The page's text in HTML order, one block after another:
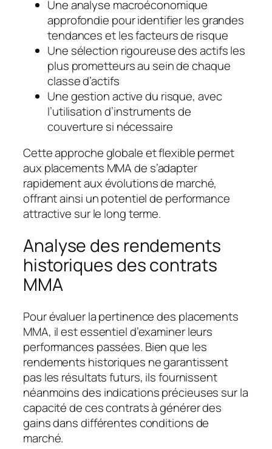
Une analyse macroéconomique
approfondie pour identifier les grandes
tendances et les facteurs de risque
Une sélection rigoureuse des actifs les
plus prometteurs au sein de chaque
classe d’actifs
Une gestion active du risque, avec
l’utilisation d’instruments de
couverture si nécessaire
Cette approche globale et flexible permet
aux placements MMA de s’adapter
rapidement aux évolutions de marché,
offrant ainsi un potentiel de performance
attractive sur le long terme.
Analyse des rendements
historiques des contrats
MMA
Pour évaluer la pertinence des placements
MMA, il est essentiel d’examiner leurs
performances passées. Bien que les
rendements historiques ne garantissent
pas les résultats futurs, ils fournissent
néanmoins des indications précieuses sur la
capacité de ces contrats à générer des
gains dans différentes conditions de
marché.